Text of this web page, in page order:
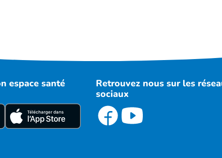
espace santé
Retrouvez nous sur les
sociaux